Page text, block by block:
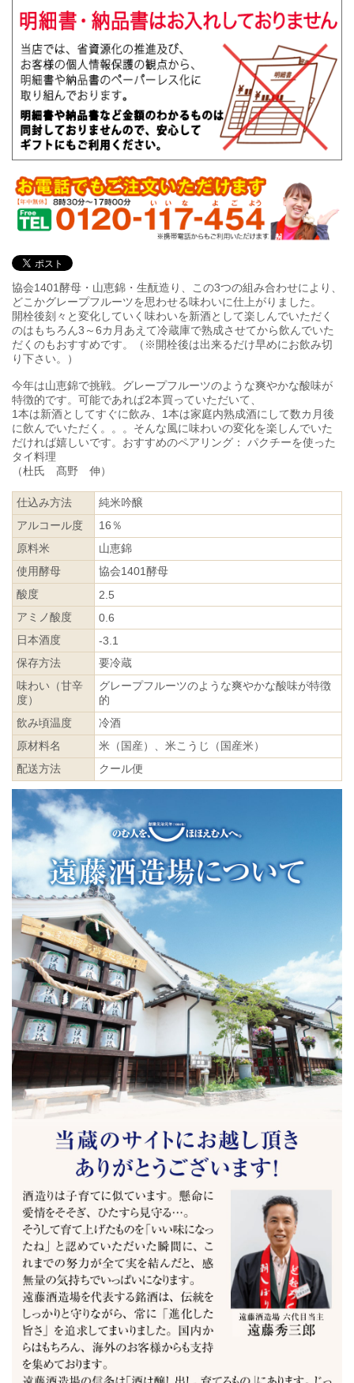
協会1401酵母・山恵錦・生酛造り、この3つの組み合わせにより、
どこかグレープフルーツを思わせる味わいに仕上がりました。
開栓後刻々と変化していく味わいを新酒として楽しんでいただく
のはもちろん3～6カ月あえて冷蔵庫で熟成させてから飲んでいた
だくのもおすすめです。（※開栓後は出来るだけ早めにお飲み切
り下さい。）
今年は山恵錦で挑戦。グレープフルーツのような爽やかな酸味が
特徴的です。可能であれば2本買っていただいて、
1本は新酒としてすぐに飲み、1本は家庭内熟成酒にして数カ月後
に飲んでいただく。。。そんな風に味わいの変化を楽しんでいた
だければ嬉しいです。おすすめのペアリング： パクチーを使った
タイ料理
（杜氏 髙野 伸）
仕込み方法
純米吟醸
アルコール度
16％
原料米
山恵錦
使用酵母
協会1401酵母
酸度
2.5
アミノ酸度
0.6
日本酒度
-3.1
保存方法
要冷蔵
味わい（甘辛
度）
グレープフルーツのような爽やかな酸味が特徴
的
飲み頃温度
冷酒
原材料名
米（国産）、米こうじ（国産米）
配送方法
クール便